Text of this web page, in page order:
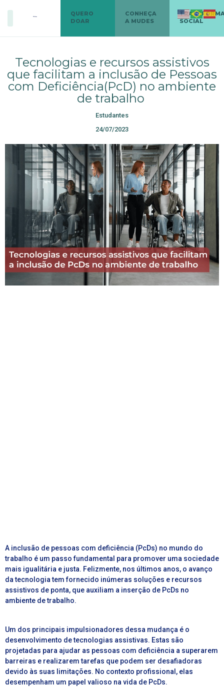
QUERO
DOAR
CONHEÇA
A MUDES
SOCIAL
Tecnologias e recursos assistivos
que facilitam a inclusão de Pessoas
com Deficiência(PcD) no ambiente
de trabalho
Estudantes
24/07/2023
A inclusão de pessoas com deficiência (PcDs) no mundo do
trabalho é um passo fundamental para promover uma sociedade
mais igualitária e justa. Felizmente, nos últimos anos, o avanço
da tecnologia tem fornecido inúmeras soluções e recursos
assistivos de ponta, que auxiliam a inserção de PcDs no
ambiente de trabalho.
Um dos principais impulsionadores dessa mudança é o
desenvolvimento de tecnologias assistivas. Estas são
projetadas para ajudar as pessoas com deficiência a superarem
barreiras e realizarem tarefas que podem ser desafiadoras
devido às suas limitações. No contexto profissional, elas
desempenham um papel valioso na vida de PcDs.